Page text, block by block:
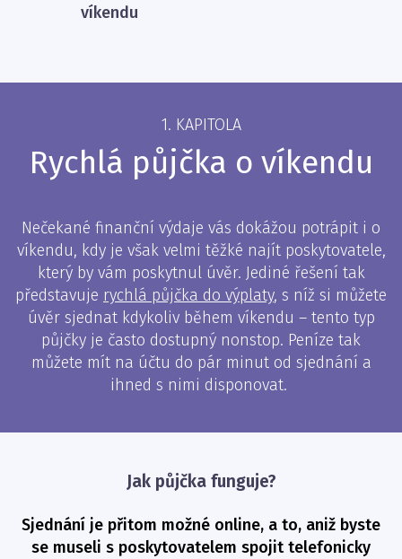
víkendu
1. KAPITOLA
Rychlá půjčka o víkendu
Nečekané finanční výdaje vás dokážou potrápit i o
víkendu, kdy je však velmi těžké najít poskytovatele,
který by vám poskytnul úvěr. Jediné řešení tak
představuje rychlá půjčka do výplaty, s níž si můžete
úvěr sjednat kdykoliv během víkendu – tento typ
půjčky je často dostupný nonstop. Peníze tak
můžete mít na účtu do pár minut od sjednání a
ihned s nimi disponovat.
Jak půjčka funguje?
Sjednání je přitom možné online, a to, aniž byste
se museli s poskytovatelem spojit telefonicky